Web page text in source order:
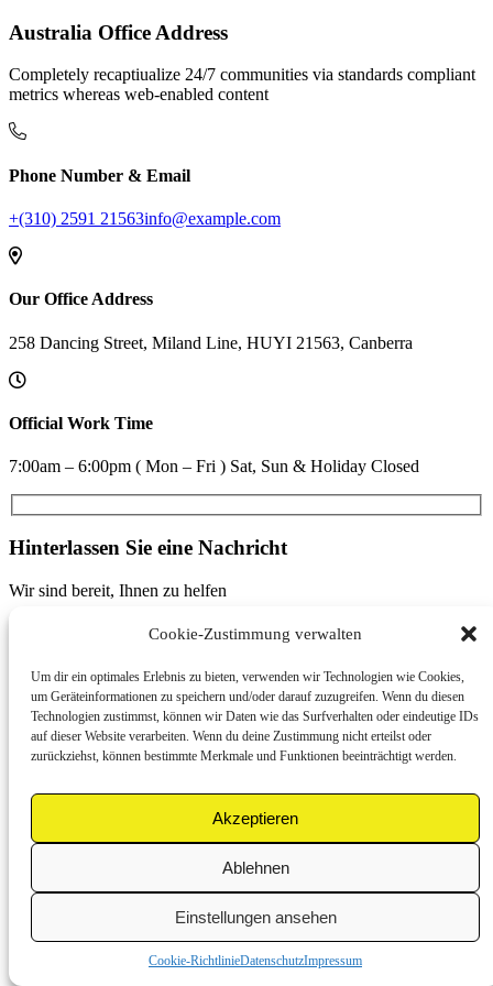
Cookie-Zustimmung verwalten
Um dir ein optimales Erlebnis zu bieten, verwenden wir Technologien wie Cookies,
um Geräteinformationen zu speichern und/oder darauf zuzugreifen. Wenn du diesen
Technologien zustimmst, können wir Daten wie das Surfverhalten oder eindeutige IDs
auf dieser Website verarbeiten. Wenn du deine Zustimmung nicht erteilst oder
zurückziehst, können bestimmte Merkmale und Funktionen beeinträchtigt werden.
Akzeptieren
Ablehnen
Einstellungen ansehen
Cookie-RichtlinieDatenschutzImpressum
Australia Office Address
Completely recaptiualize 24/7 communities via standards compliant
metrics whereas web-enabled content
Phone Number & Email
+(310) 2591 21563info@example.com
Our Office Address
258 Dancing Street, Miland Line, HUYI 21563, Canberra
Official Work Time
7:00am – 6:00pm ( Mon – Fri ) Sat, Sun & Holiday Closed
Hinterlassen Sie eine Nachricht
Wir sind bereit, Ihnen zu helfen
Eine Nachricht senden